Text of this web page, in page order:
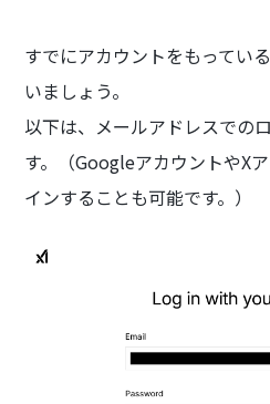
すでにアカウントをもってい
いましょう。
以下は、メールアドレスでの
す。（GoogleアカウントやX
インすることも可能です。）